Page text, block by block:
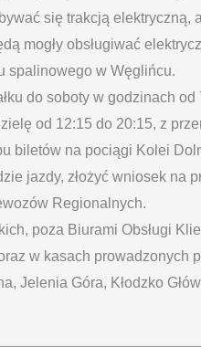
się trakcją elektryczną,
mogły obsługiwać
spalinowego w Węglińcu.
do soboty w godzinach
od 12:15 do 20:15, z
biletów na pociągi Kolei
jazdy, złożyć wniosek na
Regionalnych.
poza Biurami Obsługi
w kasach prowadzonych
Jelenia Góra, Kłodzko